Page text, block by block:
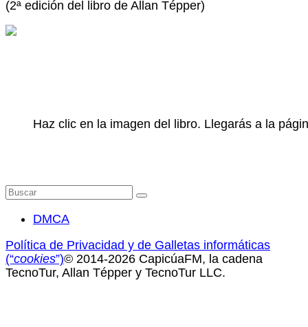
(2ª edición del libro de Allan Tépper)
Haz clic en la imagen del libro. Llegarás a la
Buscar
DMCA
Política de Privacidad y de Galletas informáticas
(“cookies”)© 2014-2026 CapicúaFM, la cadena
TecnoTur, Allan Tépper y TecnoTur LLC.